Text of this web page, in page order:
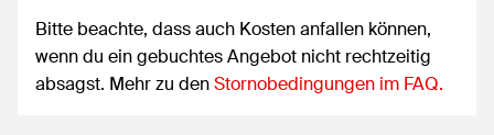
Bitte beachte, dass auch Kosten anfallen können,
wenn du ein gebuchtes Angebot nicht rechtzeitig
absagst. Mehr zu denStornobedingungen im FAQ.